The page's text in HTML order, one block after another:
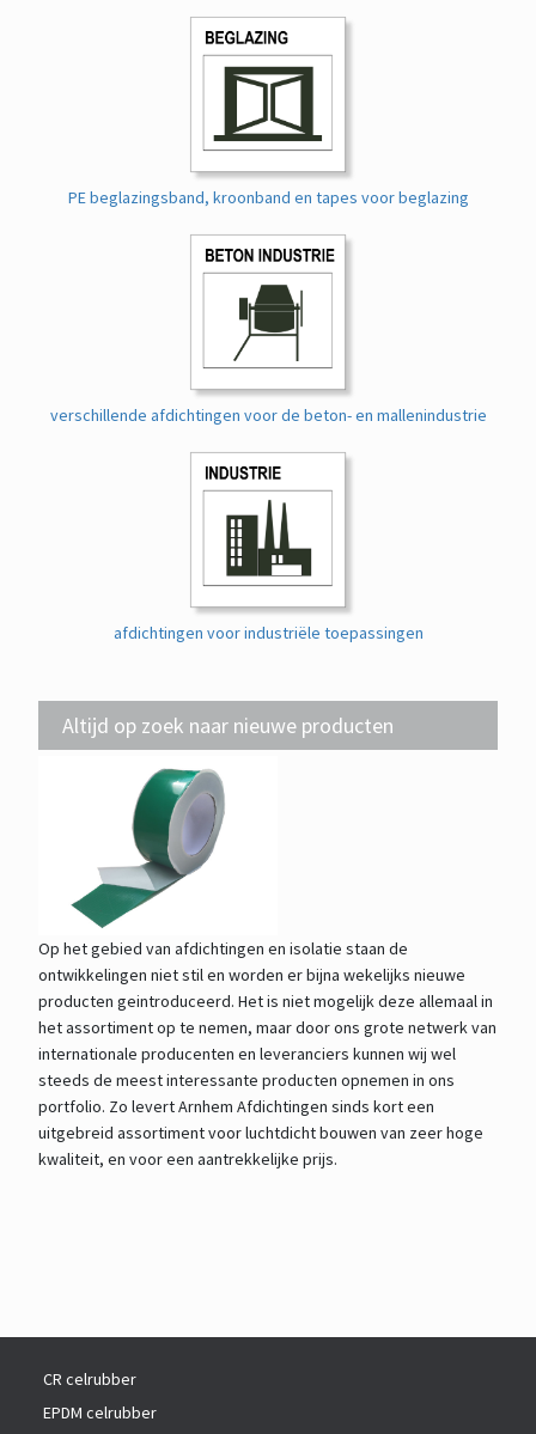
PE beglazingsband, kroonband en tapes voor beglazing
verschillende afdichtingen voor de beton- en mallenindustrie
afdichtingen voor industriële toepassingen
Altijd op zoek naar nieuwe producten
Op het gebied van afdichtingen en isolatie staan de
ontwikkelingen niet stil en worden er bijna wekelijks nieuwe
producten geintroduceerd. Het is niet mogelijk deze allemaal in
het assortiment op te nemen, maar door ons grote netwerk van
internationale producenten en leveranciers kunnen wij wel
steeds de meest interessante producten opnemen in ons
portfolio. Zo levert Arnhem Afdichtingen sinds kort een
uitgebreid assortiment voor luchtdicht bouwen van zeer hoge
kwaliteit, en voor een aantrekkelijke prijs.
CR celrubber
EPDM celrubber